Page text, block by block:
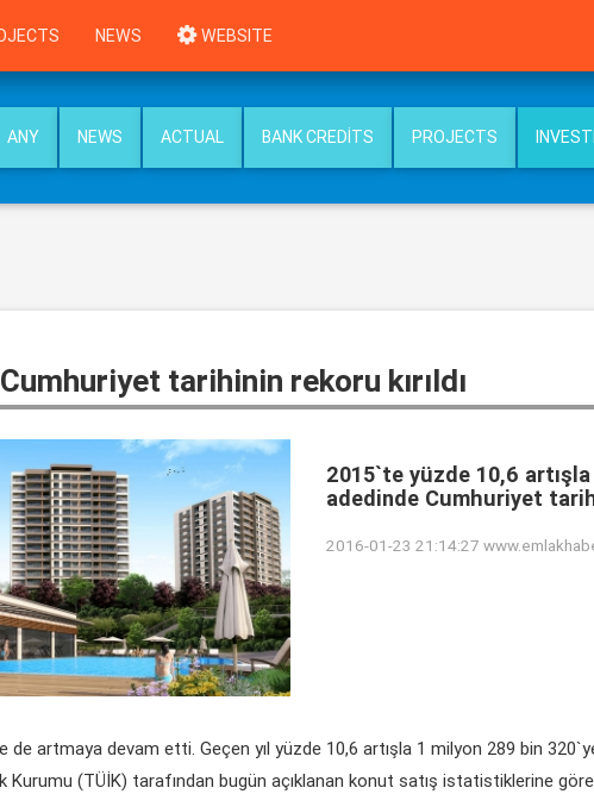
NEWS WEBSITE
ANY NEWS ACTUAL BANK CREDITS PROJECTS
tarihinin rekoru kırıldı
2015`te yüzde 10,6
adedinde Cumhuriyet
2016-01-23 21:14:27
de artmaya devam etti. Geçen yıl yüzde 10,6 artışla 1 milyon 289 bin
Kurumu (TÜİK) tarafından bugün açıklanan konut satış istatistiklerine